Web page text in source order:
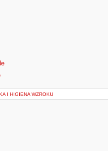
I HIGIENA WZROKU